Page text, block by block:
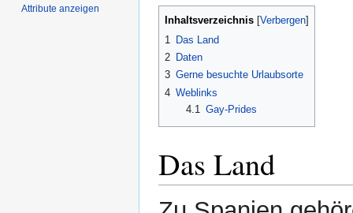
Inhaltsverzeichnis
1
Das Land
2 Daten
3 Gerne besuchte Urlaubsorte
4 Weblinks
4.1 Gay-Prides
Das Land
Attribute anzeigen